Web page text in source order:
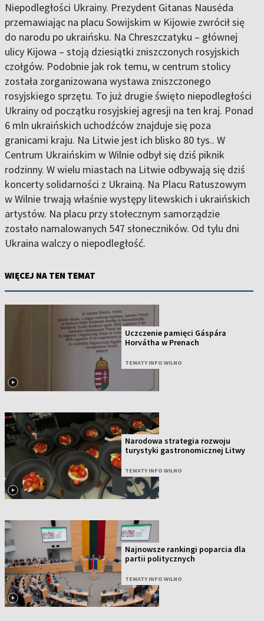
Niepodległości Ukrainy. Prezydent Gitanas Nausėda
przemawiając na placu Sowijskim w Kijowie zwrócił się
do narodu po ukraińsku. Na Chreszczatyku – głównej
ulicy Kijowa – stoją dziesiątki zniszczonych rosyjskich
czołgów. Podobnie jak rok temu, w centrum stolicy
została zorganizowana wystawa zniszczonego
rosyjskiego sprzętu. To już drugie święto niepodległości
Ukrainy od początku rosyjskiej agresji na ten kraj. Ponad
6 mln ukraińskich uchodźców znajduje się poza
granicami kraju. Na Litwie jest ich blisko 80 tys.. W
Centrum Ukraińskim w Wilnie odbył się dziś piknik
rodzinny. W wielu miastach na Litwie odbywają się dziś
koncerty solidarności z Ukrainą. Na Placu Ratuszowym
w Wilnie trwają właśnie występy litewskich i ukraińskich
artystów. Na placu przy stołecznym samorządzie
zostało namalowanych 547 słoneczników. Od tylu dni
Ukraina walczy o niepodległość.
WIĘCEJ NA TEN TEMAT
Uczczenie pamięci Gáspára
Horvátha w Prenach
TEMATY INFO WILNO
Narodowa strategia rozwoju
turystyki gastronomicznej Litwy
TEMATY INFO WILNO
Najnowsze rankingi poparcia dla
partii politycznych
TEMATY INFO WILNO